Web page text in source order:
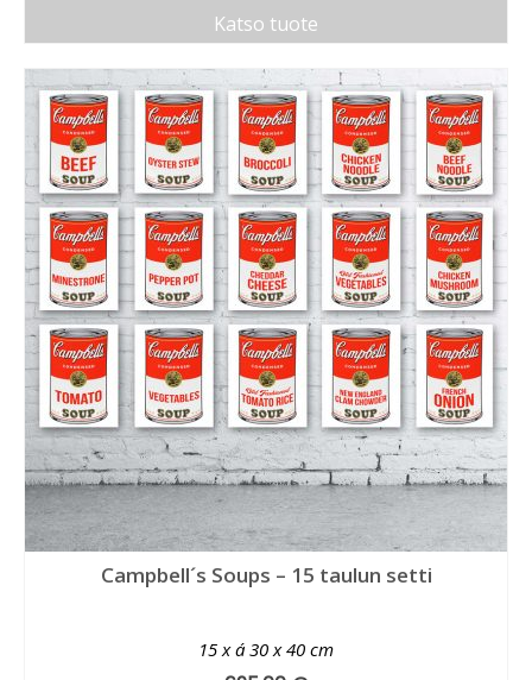
Katso tuote
Campbell´s Soups – 15 taulun setti
15 x á 30 x 40 cm